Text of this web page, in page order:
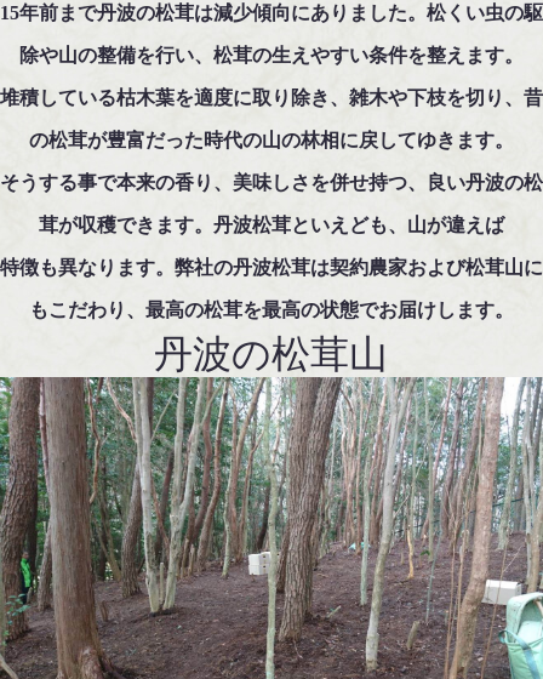
15年前まで丹波の松茸は減少傾向にありました。松くい虫の駆
除や山の整備を行い、松茸の生えやすい条件を整えます。
堆積している枯木葉を適度に取り除き、雑木や下枝を切り、昔
の松茸が豊富だった時代の山の林相に戻してゆきます。
そうする事で本来の香り、美味しさを併せ持つ、良い丹波の松
茸が収穫できます。丹波松茸といえども、山が違えば
特徴も異なります。弊社の丹波松茸は契約農家および松茸山に
もこだわり、最高の松茸を最高の状態でお届けします。
丹波の松茸山